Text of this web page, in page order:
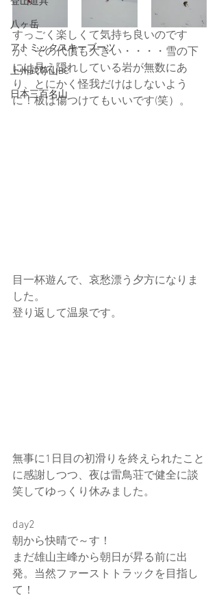
八ヶ岳
アトミックスキーブーツ
上州武尊山BC
日本三百名山
すっごく楽しくて気持ち良いのです
が、その代償も大きい・・・・雪の下
には見え隠れしている岩が無数にあ
り、とにかく怪我だけはしないよう
に！板は傷つけてもいいです(笑）。
目一杯遊んで、哀愁漂う夕方になりま
した。
登り返して温泉です。
無事に1日目の初滑りを終えられたこと
に感謝しつつ、夜は雷鳥荘で健全に談
笑してゆっくり休みました。
day2
朝から快晴で～す！
まだ雄山主峰から朝日が昇る前に出
発。当然ファーストトラックを目指し
て！